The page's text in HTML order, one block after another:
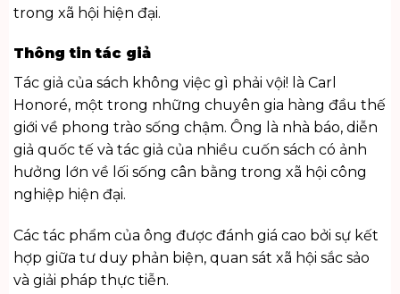
trong xã hội hiện đại.
Thông tin tác giả
Tác giả của sách không việc gì phải vội! là Carl
Honoré, một trong những chuyên gia hàng đầu thế
giới về phong trào sống chậm. Ông là nhà báo, diễn
giả quốc tế và tác giả của nhiều cuốn sách có ảnh
hưởng lớn về lối sống cân bằng trong xã hội công
nghiệp hiện đại.
Các tác phẩm của ông được đánh giá cao bởi sự kết
hợp giữa tư duy phản biện, quan sát xã hội sắc sảo
và giải pháp thực tiễn.